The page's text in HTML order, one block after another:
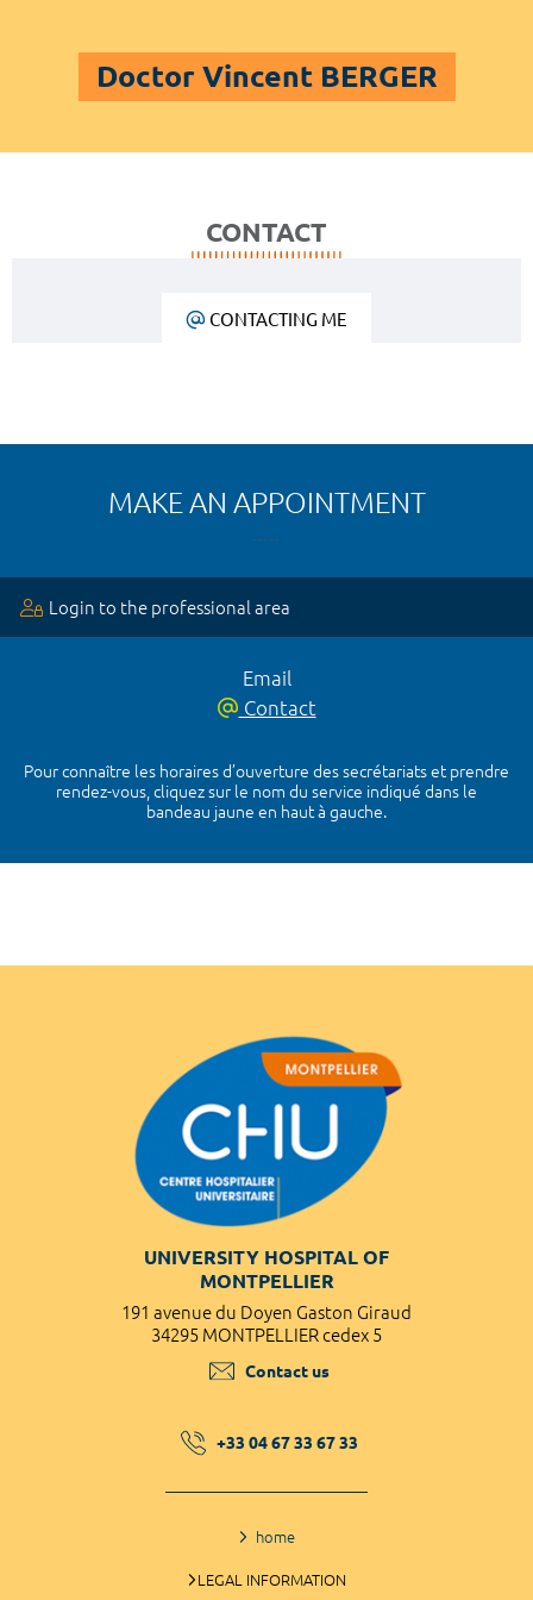
Doctor Vincent BERGER
CONTACT
CONTACTING ME
MAKE AN APPOINTMENT
Login to the professional area
Email
Contact
Pour connaître les horaires d’ouverture des secrétariats et prendre
rendez-vous, cliquez sur le nom du service indiqué dans le
bandeau jaune en haut à gauche.
UNIVERSITY HOSPITAL OF
MONTPELLIER
191 avenue du Doyen Gaston Giraud
34295 MONTPELLIER cedex 5
Contact us
+33 04 67 33 67 33
home
LEGAL INFORMATION